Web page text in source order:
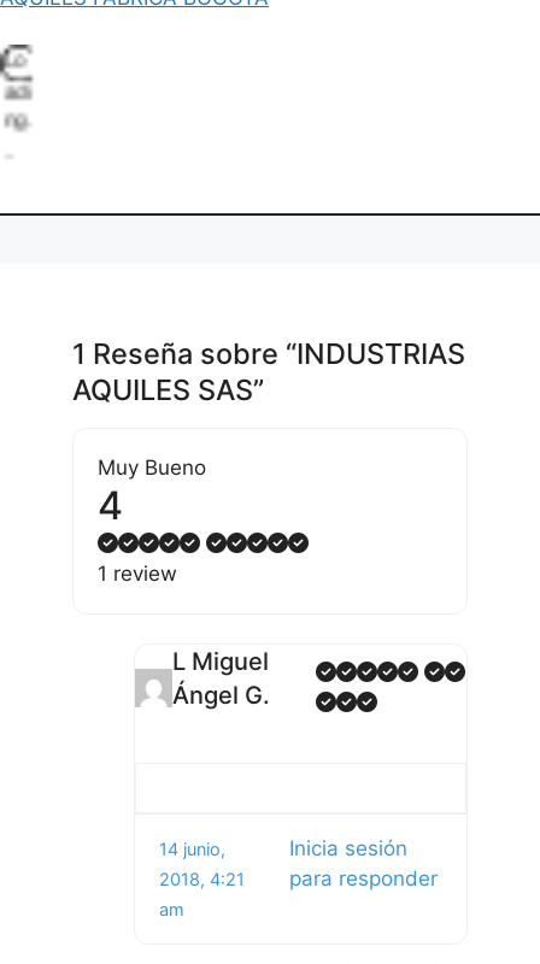
L
i
.
1 Reseña sobre “INDUSTRIAS
AQUILES SAS”
Muy Bueno
4
1 review
L Miguel
Ángel G.
14 junio,
2018, 4:21
am
Inicia sesión
para responder